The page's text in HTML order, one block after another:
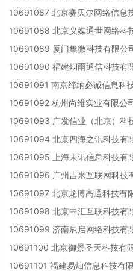
10691087 北京赛贝尔网络信息
10691088 北京义媒通世网络科
10691089 厦门集微科技有限公
10691090 福建烟雨通信科技有
10691091 南京缔纳必诚信息科
10691092 杭州尚维实业有限公
10691093 广发信业（北京）科
10691094 北京四海之讯科技有
10691095 上海未讯信息科技有
10691096 广州吉米互联网科技
10691097 北京龙博高通科技有
10691098 北京中汇互联科技有
10691099 济南辰启网络科技有
10691100 北京御景圣天科技有
10691101 福建易灿信息科技有